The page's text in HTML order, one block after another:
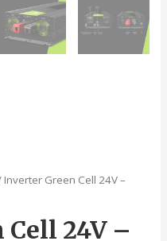
Inverter Green Cell 24V –
24V –